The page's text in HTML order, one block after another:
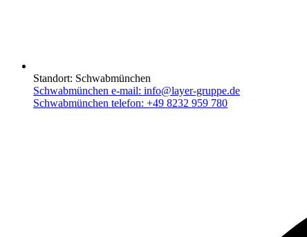
Standort: Schwabmünchen
Schwabmünchen e-mail: info@layer-gruppe.de
Schwabmünchen telefon: +49 8232 959 780